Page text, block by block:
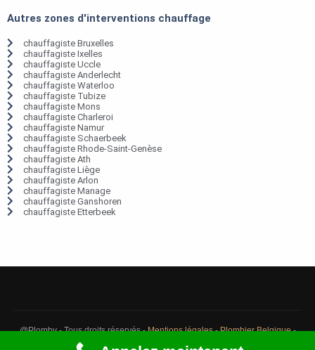
Autres zones d'interventions chauffage
chauffagiste Bruxelles
chauffagiste Ixelles
chauffagiste Uccle
chauffagiste Anderlecht
chauffagiste Waterloo
chauffagiste Tubize
chauffagiste Mons
chauffagiste Charleroi
chauffagiste Namur
chauffagiste Schaerbeek
chauffagiste Rhode-Saint-Genèse
chauffagiste Ath
chauffagiste Liège
chauffagiste Arlon
chauffagiste Manage
chauffagiste Ganshoren
chauffagiste Etterbeek
@Plomby - Tous droits réservés -Mentions légales-Plombier Belgique-
Débouchage Belgique